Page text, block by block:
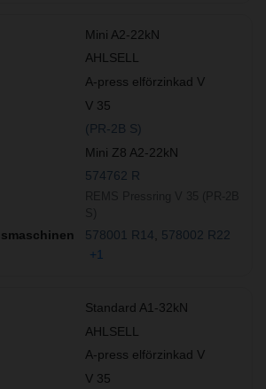
Mini A2-22kN
AHLSELL
A-press elförzinkad V
V 35
(PR-2B S)
Mini Z8 A2-22kN
574762 R
578001 R14
578002 R22
+1
Standard A1-32kN
AHLSELL
A-press elförzinkad V
V 35